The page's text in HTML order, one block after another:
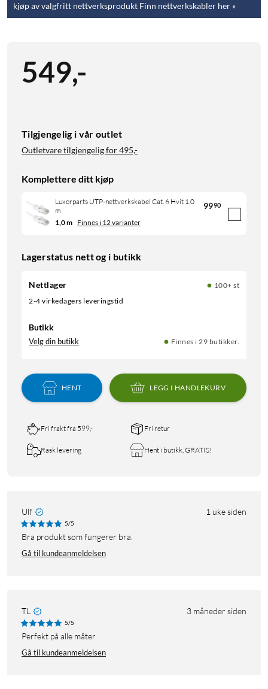
kjøp av valgfritt nettverksprodukt Finn nettverkskabler her »
549,-
Tilgjengelig i vår outlet
Outletvare tilgjengelig for495,-
Komplettere ditt kjøp
Luxorparts UTP-nettverkskabel Cat. 6 Hvit 1,0
m
9990
1,0 m Finnes i 12 varianter
Lagerstatus nett og i butikk
Nettlager
100+ st
2-4 virkedagers leveringstid
Butikk
Velg din butikk Finnes i 29 butikker.
HENT LEGG I HANDLEKURV
Fri frakt fra 599,- Fri retur
Rask levering Hent i butikk, GRATIS!
Ulf 1 uke siden
5/5
Bra produkt som fungerer bra.
Gå til kundeanmeldelsen
TL 3 måneder siden
5/5
Perfekt på alle måter
Gå til kundeanmeldelsen